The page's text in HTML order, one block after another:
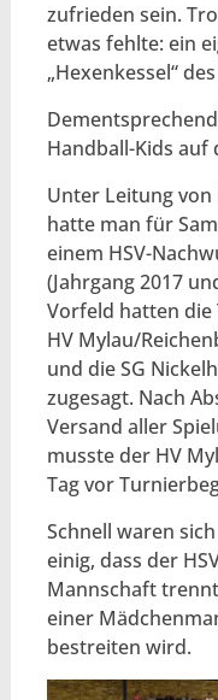
zufrieden sein.
etwas fehlte: ein
„Hexenkessel“
Handball-Kids auf
Unter Leitung
hatte man für
einem HSV-
(Jahrgang 2017
Vorfeld hatten die
HV Mylau/
und die SG
zugesagt. Nach
Versand aller
musste der HV
Tag vor
Schnell waren
einig, dass der
Mannschaft
einer
bestreiten wird.